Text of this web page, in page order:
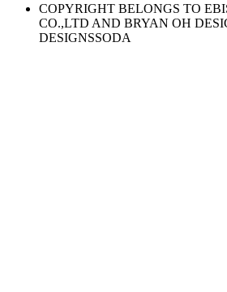
COPYRIGHT BELONGS TO
CO.,LTD AND BRYAN OH
DESIGNSSODA